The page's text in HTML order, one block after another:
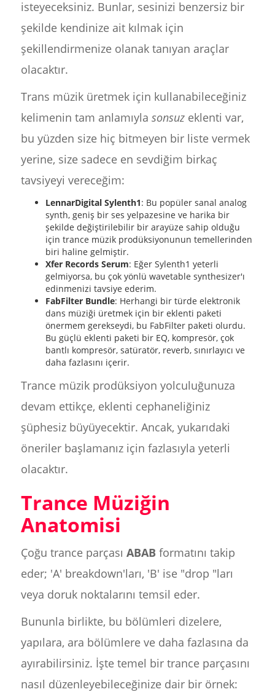
isteyeceksiniz. Bunlar, sesinizi benzersiz bir
şekilde kendinize ait kılmak için
şekillendirmenize olanak tanıyan araçlar
olacaktır.
Trans müzik üretmek için kullanabileceğiniz
kelimenin tam anlamıyla sonsuzeklenti var,
bu yüzden size hiç bitmeyen bir liste vermek
yerine, size sadece en sevdiğim birkaç
tavsiyeyi vereceğim:
LennarDigital Sylenth1: Bu popüler sanal analog
synth, geniş bir ses yelpazesine ve harika bir
şekilde değiştirilebilir bir arayüze sahip olduğu
için trance müzik prodüksiyonunun temellerinden
biri haline gelmiştir.
Xfer Records Serum: Eğer Sylenth1 yeterli
gelmiyorsa, bu çok yönlü wavetable synthesizer'ı
edinmenizi tavsiye ederim.
FabFilter Bundle: Herhangi bir türde elektronik
dans müziği üretmek için bir eklenti paketi
önermem gerekseydi, bu FabFilter paketi olurdu.
Bu güçlü eklenti paketi bir EQ, kompresör, çok
bantlı kompresör, satüratör, reverb, sınırlayıcı ve
daha fazlasını içerir.
Trance müzik prodüksiyon yolculuğunuza
devam ettikçe, eklenti cephaneliğiniz
şüphesiz büyüyecektir. Ancak, yukarıdaki
öneriler başlamanız için fazlasıyla yeterli
olacaktır.
Trance Müziğin
Anatomisi
Çoğu trance parçası ABAB formatını takip
eder; 'A' breakdown'ları, 'B' ise "drop "ları
veya doruk noktalarını temsil eder.
Bununla birlikte, bu bölümleri dizelere,
yapılara, ara bölümlere ve daha fazlasına da
ayırabilirsiniz. İşte temel bir trance parçasını
nasıl düzenleyebileceğinize dair bir örnek: